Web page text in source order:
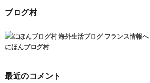
ブログ村
にほんブログ村
最近のコメント